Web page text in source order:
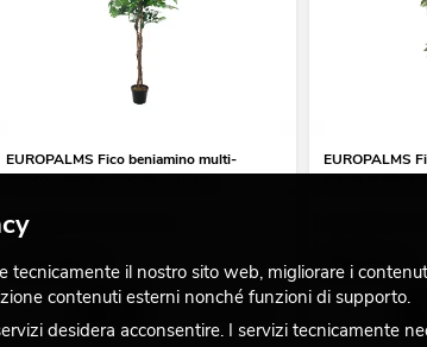
EUROPALMS Fico beniamino multi-
tronco, pianta artificiale, 210 cm
La giacenza è di circa 12 sett.
115,00€
EUROPALMS
pianta
99,00€
il nostro sito web, migliorare i
contenuti esterni nonché funzioni di supporto.
desidera acconsentire. I servizi tecnicamente